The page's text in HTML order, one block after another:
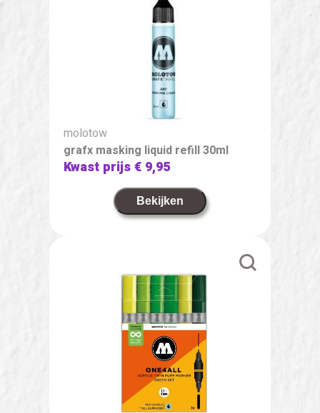
molotow
grafx masking liquid refill 30ml
Kwast prijs€ 9,95
Bekijken